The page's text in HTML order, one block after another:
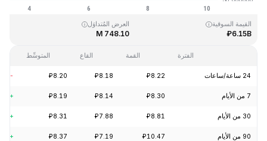
القيمة السوقية
₽6.15B
العرض المُتداوَل
748.10 M
الفترة القمة القاع المتوسِّط
24 ساعة/ساعات ₽8.22
₽8.18
₽8.20
-1.22%
7 من الأيام ₽8.30
₽8.14
₽8.19
+0.10%
30 من الأيام ₽8.81
₽7.88
₽8.31
+3.13%
90 من الأيام ₽10.47
₽7.19
₽8.37
+5.99%